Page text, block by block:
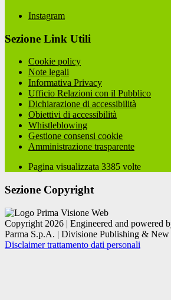
Instagram
Sezione Link Utili
Cookie policy
Note legali
Informativa Privacy
Ufficio Relazioni con il Pubblico
Dichiarazione di accessibilità
Obiettivi di accessibilità
Whistleblowing
Gestione consensi cookie
Amministrazione trasparente
Pagina visualizzata 3385 volte
Sezione Copyright
Copyright 2026 | Engineered and powered
Parma S.p.A. | Divisione Publishing & New
Disclaimer trattamento dati personali